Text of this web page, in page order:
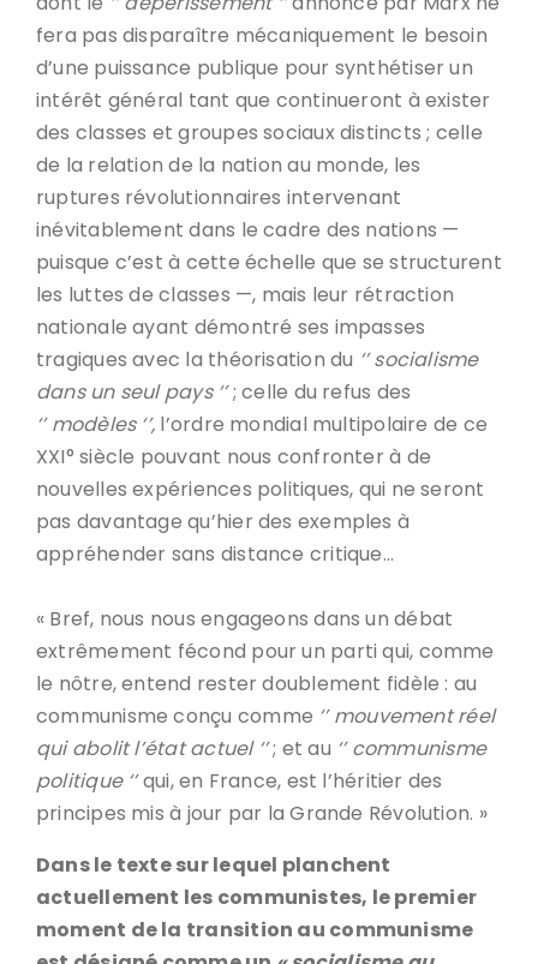
fera pas disparaître mécaniquement le besoin
d’une puissance publique pour synthétiser un
intérêt général tant que continueront à exister
des classes et groupes sociaux distincts ; celle
de la relation de la nation au monde, les
ruptures révolutionnaires intervenant
inévitablement dans le cadre des nations —
puisque c’est à cette échelle que se structurent
les luttes de classes —, mais leur rétraction
nationale ayant démontré ses impasses
tragiques avec la théorisation du ‘’ socialisme
dans un seul pays ‘’; celle du refus des
‘’ modèles ‘’, l’ordre mondial multipolaire de ce
XXI° siècle pouvant nous confronter à de
nouvelles expériences politiques, qui ne seront
pas davantage qu’hier des exemples à
appréhender sans distance critique…
« Bref, nous nous engageons dans un débat
extrêmement fécond pour un parti qui, comme
le nôtre, entend rester doublement fidèle : au
communisme conçu comme ‘’ mouvement réel
qui abolit l’état actuel ‘’; et au ‘’ communisme
politique ‘’qui, en France, est l’héritier des
principes mis à jour par la Grande Révolution. »
Dans le texte sur lequel planchent
actuellement les communistes, le premier
moment de la transition au communisme